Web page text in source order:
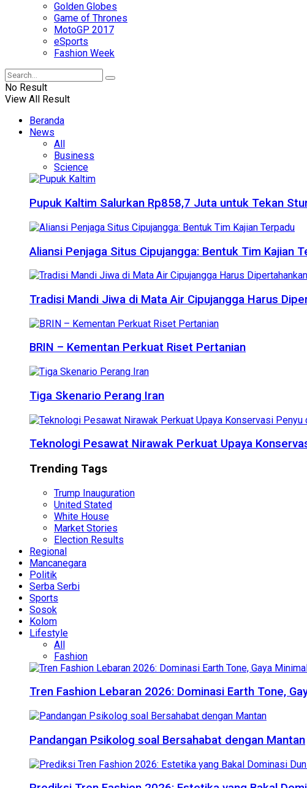
Golden Globes
Game of Thrones
MotoGP 2017
eSports
Fashion Week
No Result
View All Result
Beranda
News
All
Business
Science
Pupuk Kaltim Salurkan Rp858,7 Juta untuk Tekan
Aliansi Penjaga Situs Cipujangga: Bentuk Tim Kajian
Tradisi Mandi Jiwa di Mata Air Cipujangga Harus
BRIN – Kementan Perkuat Riset Pertanian
Tiga Skenario Perang Iran
Teknologi Pesawat Nirawak Perkuat Upaya
Trending Tags
Trump Inauguration
United Stated
White House
Market Stories
Election Results
Regional
Mancanegara
Politik
Serba Serbi
Sports
Sosok
Kolom
Lifestyle
All
Fashion
Tren Fashion Lebaran 2026: Dominasi Earth Tone,
Pandangan Psikolog soal Bersahabat dengan Mantan